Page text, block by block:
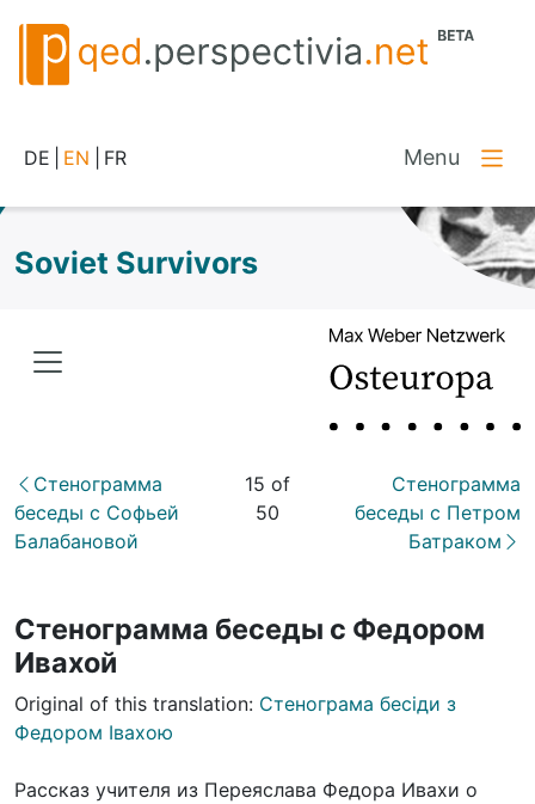
DE EN FR Menu
Soviet Survivors
Стенограмма
беседы с Софьей
Балабановой
15 of
50
Стенограмма
беседы с Петром
Батраком
Стенограмма беседы с Федором
Ивахой
Original of this translation: Стенограма бесіди з
Федором Івахою
Рассказ учителя из Переяслава Федора Ивахи о